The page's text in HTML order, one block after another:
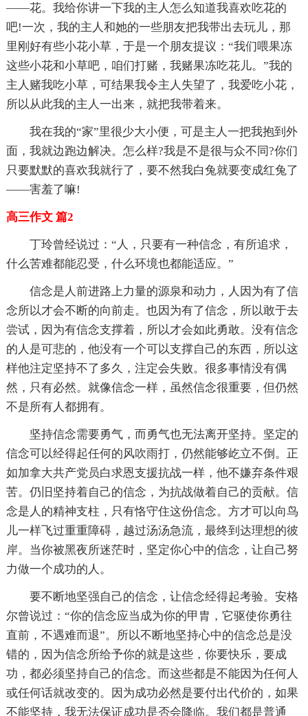
——花。我给你讲一下我的主人怎么知道我喜欢吃花的
吧!一次，我的主人和她的一些朋友把我带出去玩儿，那
里刚好有些小花小草，于是一个朋友提议：“我们喂果冻
这些小花和小草吧，咱们打赌，我赌果冻吃花儿。”我的
主人赌我吃小草，可结果我令主人失望了，我爱吃小花，
所以从此我的主人一出来，就把我带着来。
我在我的“家”里很少大小便，可是主人一把我抱到外
面，我就边跑边解决。怎么样?我是不是很与众不同?你们
只要默默的喜欢我就行了，要不然我白兔就要变成红兔了
——害羞了嘛!
高三作文 篇2
丁玲曾经说过：“人，只要有一种信念，有所追求，
什么苦难都能忍受，什么环境也都能适应。”
信念是人前进路上力量的源泉和动力，人因为有了信
念所以才会不断的向前走。也因为有了信念，所以敢于去
尝试，因为有信念支撑着，所以才会如此勇敢。没有信念
的人是可悲的，他没有一个可以支撑自己的东西，所以这
样他注定坚持不了多久，注定会失败。很多事情没有偶
然，只有必然。就像信念一样，虽然信念很重要，但仍然
不是所有人都拥有。
坚持信念需要勇气，而勇气也无法离开坚持。坚定的
信念可以经得起任何的风吹雨打，仍然能够屹立不倒。正
如加拿大共产党员白求恩支援抗战一样，他不嫌弃条件艰
苦。仍旧坚持着自己的信念，为抗战做着自己的贡献。信
念是人的精神支柱，只有恪守住这份信念。方才可以向鸟
儿一样飞过重重障碍，越过汤汤急流，最终到达理想的彼
岸。当你被黑夜所迷茫时，坚定你心中的信念，让自己努
力做一个成功的人。
要不断地坚强自己的信念，让信念经得起考验。安格
尔曾说过：“你的信念应当成为你的甲胄，它驱使你勇往
直前，不遇难而退”。所以不断地坚持心中的信念总是没
错的，因为信念所给予你的就是这些，你要快乐，要成
功，都必须坚持自己的信念。而这些都是不能因为任何人
或任何话就改变的。因为成功必然是要付出代价的，如果
不能坚持，我无法保证成功是否会降临。我们都是普通